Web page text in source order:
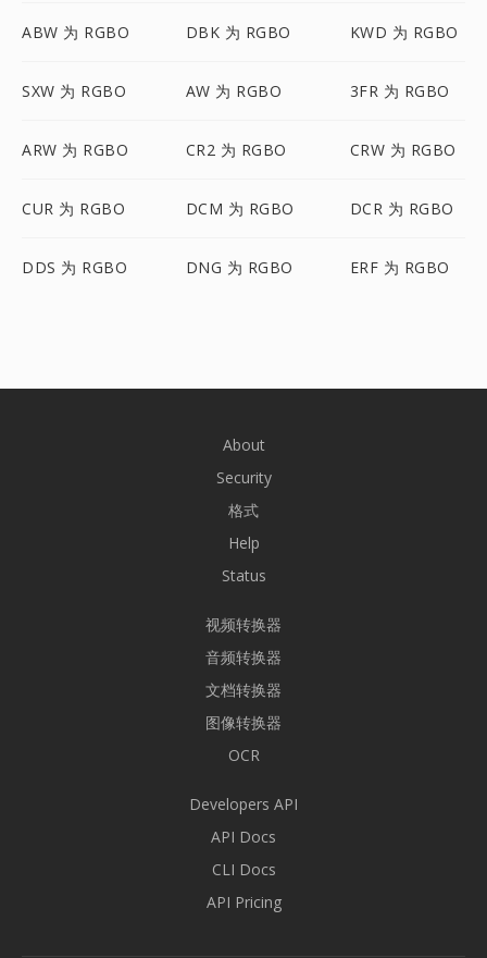
ABW 为 RGBO DBK 为 RGBO KWD 为 RGBO
SXW 为 RGBO AW 为 RGBO 3FR 为 RGBO
ARW 为 RGBO CR2 为 RGBO CRW 为 RGBO
CUR 为 RGBO DCM 为 RGBO DCR 为 RGBO
DDS 为 RGBO DNG 为 RGBO ERF 为 RGBO
About
Security
格式
Help
Status
视频转换器
音频转换器
文档转换器
图像转换器
OCR
Developers API
API Docs
CLI Docs
API Pricing